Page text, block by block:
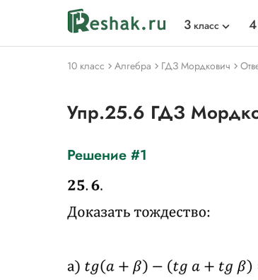
3 класс 4
10 класс Алгебра ГДЗ Мордкович
Упр.25.6 ГДЗ
Решение #1